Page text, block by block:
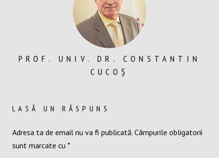
PROF. UNIV. DR. CONSTANTIN
CUCOȘ
LASĂ UN RĂSPUNS
Adresa ta de email nu va fi publicată. Câmpurile obligatorii
sunt marcate cu *